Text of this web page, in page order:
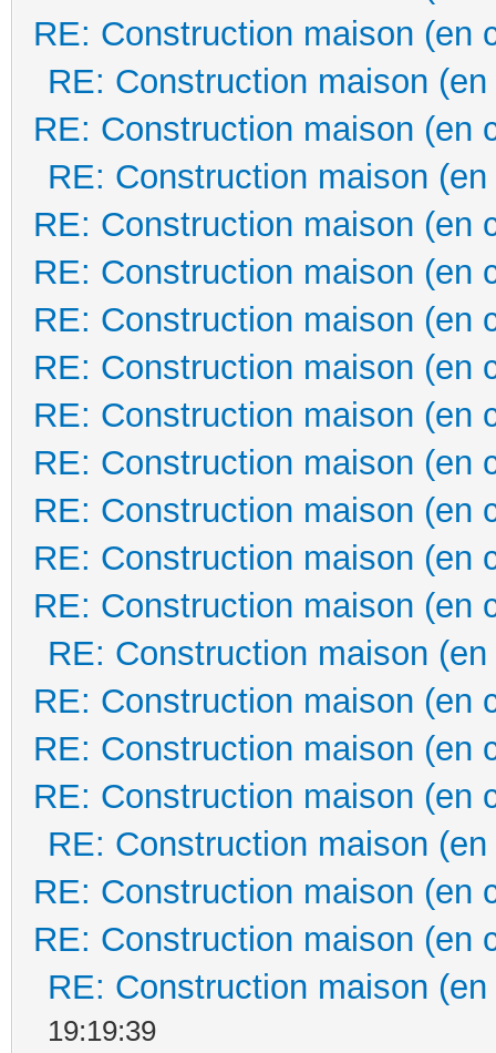
RE: Construction maison (en
RE: Construction maison
RE: Construction maison (en
RE: Construction maison
RE: Construction maison (en
RE: Construction maison (en
RE: Construction maison (en
RE: Construction maison (en
RE: Construction maison (en
RE: Construction maison (en
RE: Construction maison (en
RE: Construction maison (en
RE: Construction maison (en
RE: Construction maison
RE: Construction maison (en
RE: Construction maison (en
RE: Construction maison (en
RE: Construction maison
RE: Construction maison (en
RE: Construction maison (en
RE: Construction maison
19:19:39